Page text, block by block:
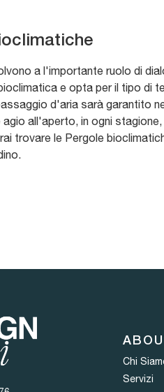
a l'importante ruolo di
e opta per il tipo di
d'aria sarà garantito
all'aperto, in ogni
trovare le Pergole
Chi
Servizi